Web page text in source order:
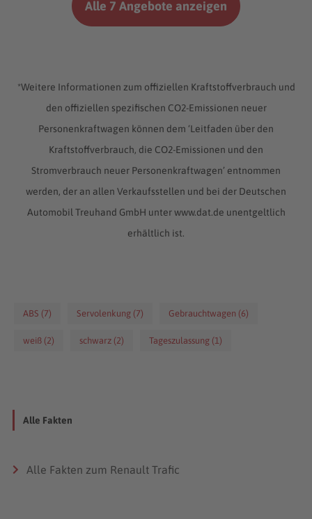
Alle 7 Angebote anzeigen
*Weitere Informationen zum offiziellen Kraftstoffverbrauch und
den offiziellen spezifischen CO2-Emissionen neuer
Personenkraftwagen können dem ‘Leitfaden über den
Kraftstoffverbrauch, die CO2-Emissionen und den
Stromverbrauch neuer Personenkraftwagen’ entnommen
werden, der an allen Verkaufsstellen und bei der Deutschen
Automobil Treuhand GmbH unter www.dat.de unentgeltlich
erhältlich ist.
ABS (7) Servolenkung (7) Gebrauchtwagen (6)
weiß (2) schwarz (2) Tageszulassung (1)
Alle Fakten
Alle Fakten zum Renault Trafic